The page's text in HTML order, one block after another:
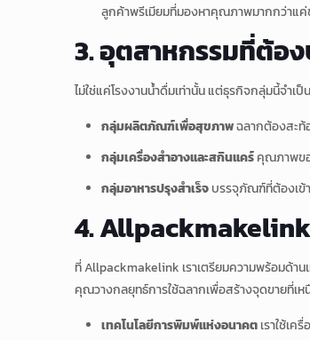
ลูกค้าพรีเมียมที่มองหาคุณภาพมากกว่าแค่
3. อุตสาหกรรมที่ต้อ
ไม่ใช่แค่โรงงานน้ำดื่มเท่านั้น แต่ธุรกิจกลุ่มนี้จำ
กลุ่มผลิตภัณฑ์เพื่อสุขภาพฉลากต้องสะท้
กลุ่มเครื่องสำอางและสกินแคร์คุณภาพขอ
กลุ่มอาหารปรุงสำเร็จบรรจุภัณฑ์ที่ต้องเข้
4.
ที่ Allpackmakelink เราเตรียมความพร้อมด้าน
คุณวางกลยุทธ์การใช้ฉลากเพื่อสร้างจุดขายที่เห
เทคโนโลยีการพิมพ์แห่งอนาคตเราใช้เ